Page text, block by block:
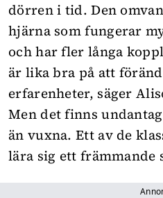
dörren i tid. Den
hjärna som fungerar
och har fler långa
är lika bra på att
erfarenheter, säger
Men det finns
än vuxna. Ett av de
lära sig ett främmande